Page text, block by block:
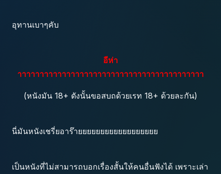
อุทานเบาๆคับ
อีห่า
าาาาาาาาาาาาาาาาาาาาาาาาาาาาาาาาาาาาาาาาาา
(หนังมัน 18+ ดังนั้นขอสบถด้วยเรท 18+ ด้วยละกัน)
นี่มันหนังเชรี่ยอาร๊ายยยยยยยยยยยยยยยยยย
เป็นหนังที่ไม่สามารถบอกเรื่องสั้นให้คนอื่นฟังได้ เพราะเล่า